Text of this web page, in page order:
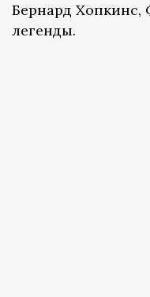
Бернард Хопкинс,
легенды.